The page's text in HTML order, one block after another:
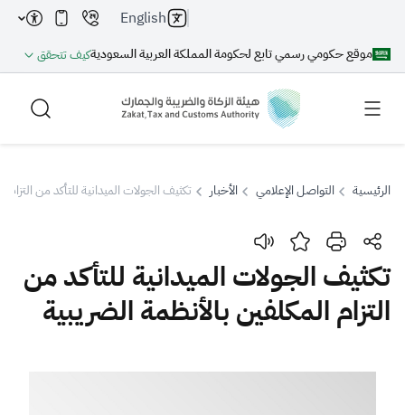
موقع حكومي رسمي تابع لحكومة المملكة العربية السعوديةكيف تتحقق
English
بحث
بحث بحث AI
اقتراحات
الرئيسية التواصل الإعلامي الأخبار تكثيف الجولات الميدانية للتأكد من التزام
تكثيف الجولات الميدانية للتأكد من
التزام المكلفين بالأنظمة الضريبية